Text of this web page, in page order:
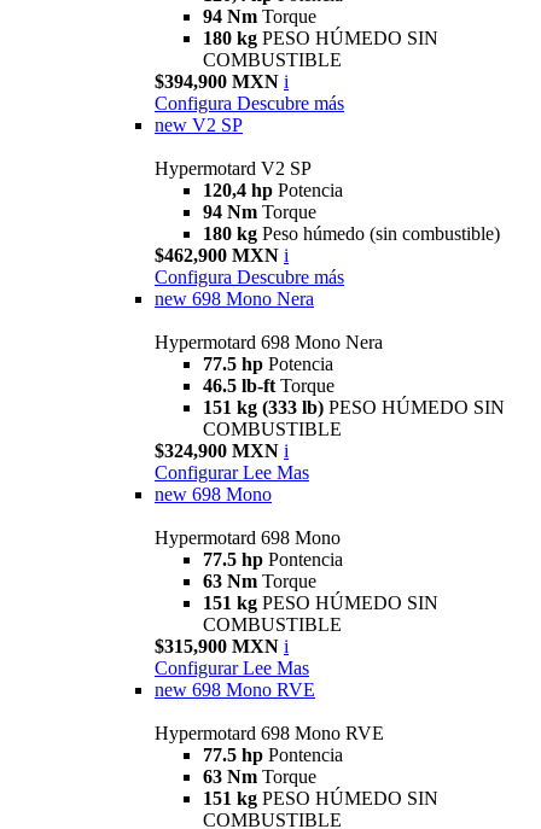
94 Nm Torque
180 kg PESO HÚMEDO SIN
COMBUSTIBLE
$394,900 MXN i
Configura Descubre más
new V2 SP
Hypermotard V2 SP
120,4 hp Potencia
94 Nm Torque
180 kg Peso húmedo (sin combustible)
$462,900 MXN i
Configura Descubre más
new 698 Mono Nera
Hypermotard 698 Mono Nera
77.5 hp Potencia
46.5 lb-ft Torque
151 kg (333 lb) PESO HÚMEDO SIN
COMBUSTIBLE
$324,900 MXN i
Configurar Lee Mas
new 698 Mono
Hypermotard 698 Mono
77.5 hp Pontencia
63 Nm Torque
151 kg PESO HÚMEDO SIN
COMBUSTIBLE
$315,900 MXN i
Configurar Lee Mas
new 698 Mono RVE
Hypermotard 698 Mono RVE
77.5 hp Pontencia
63 Nm Torque
151 kg PESO HÚMEDO SIN
COMBUSTIBLE